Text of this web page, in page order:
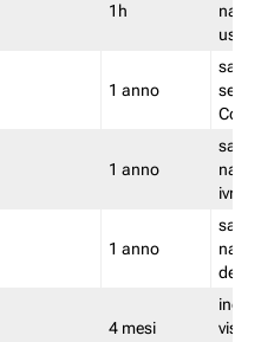
1h
1 anno
salva
Convy
1 anno
salva
ivr
1 anno
salva
del
4 mesi